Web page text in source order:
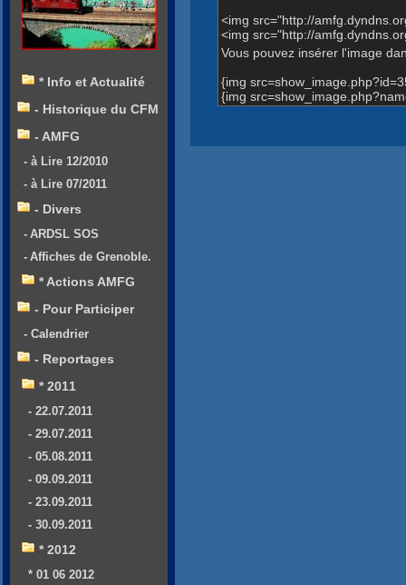
<img src="http://
<img src="http://
Vous pouvez insérer l'image
{img
{img
* Info et Actualité
- Historique du CFM
- AMFG
- à Lire 12/2010
- à Lire 07/2011
- Divers
- ARDSL SOS
- Affiches de Grenoble.
* Actions AMFG
- Pour Participer
- Calendrier
- Reportages
* 2011
- 22.07.2011
- 29.07.2011
- 05.08.2011
- 09.09.2011
- 23.09.2011
- 30.09.2011
* 2012
* 01 06 2012